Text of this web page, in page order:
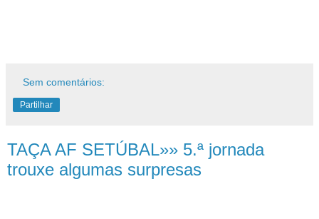
Sem comentários:
Partilhar
TAÇA AF SETÚBAL»» 5.ª jornada
trouxe algumas surpresas